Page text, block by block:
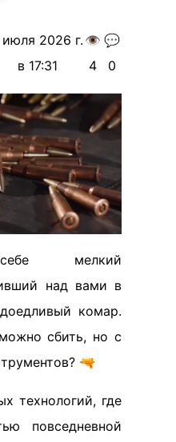
июля 2026 г.
в 17:31
👁️
4
💬
0
мелкий
над вами в
комар.
сбить, но с
🔫
технологий, где
повседневной